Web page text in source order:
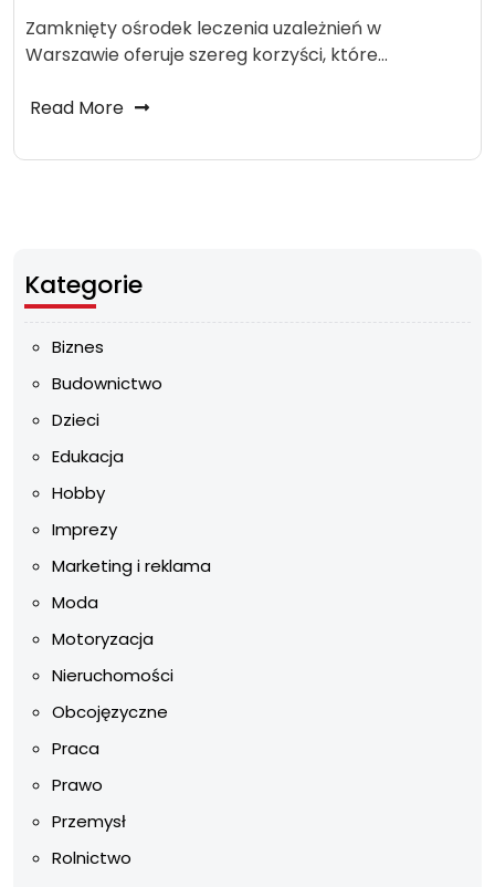
Zamknięty ośrodek leczenia uzależnień w
Warszawie oferuje szereg korzyści, które…
Read More
Kategorie
Biznes
Budownictwo
Dzieci
Edukacja
Hobby
Imprezy
Marketing i reklama
Moda
Motoryzacja
Nieruchomości
Obcojęzyczne
Praca
Prawo
Przemysł
Rolnictwo